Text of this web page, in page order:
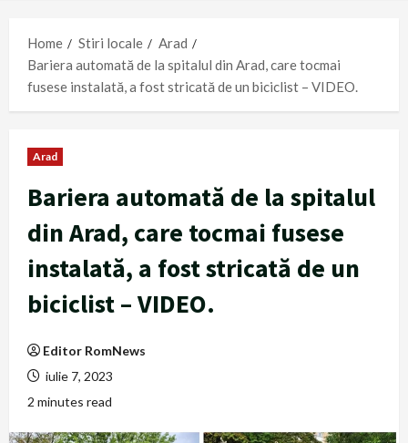
Home
Stiri locale
Arad
Bariera automată de la spitalul din Arad, care tocmai
fusese instalată, a fost stricată de un biciclist – VIDEO.
Arad
Bariera automată de la spitalul
din Arad, care tocmai fusese
instalată, a fost stricată de un
biciclist – VIDEO.
Editor RomNews
iulie 7, 2023
2 minutes read